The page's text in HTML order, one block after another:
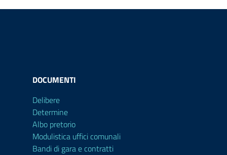
DOCUMENTI
Delibere
Determine
Albo pretorio
Modulistica uffici comunali
Bandi di gara e contratti